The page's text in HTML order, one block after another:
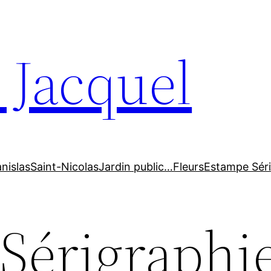
Saint-NicolasJardin public…FleursEstampe